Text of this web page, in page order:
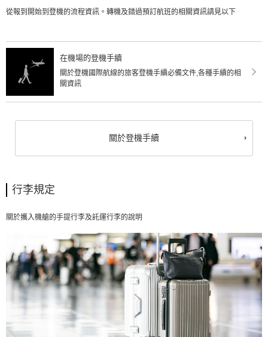
從報到開始到登機的流程資訊。轉機及錯過預訂航班的相關資訊請見以下
在機場的登機手續
關於登機國際航線的旅客登機手續必備文件,各種手續的相
關資訊
關於登機手續
行李規定
關於攜入機艙的手提行李及託運行李的說明